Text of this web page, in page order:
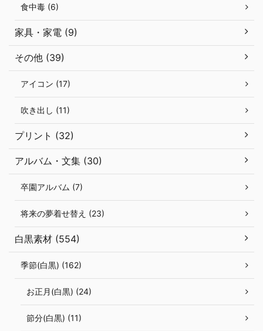
食中毒 (6)
家具・家電 (9)
その他 (39)
アイコン (17)
吹き出し (11)
プリント (32)
アルバム・文集 (30)
卒園アルバム (7)
将来の夢着せ替え (23)
白黒素材 (554)
季節(白黒) (162)
お正月(白黒) (24)
節分(白黒) (11)